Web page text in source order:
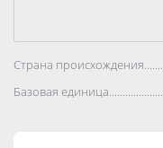
Страна
Базовая